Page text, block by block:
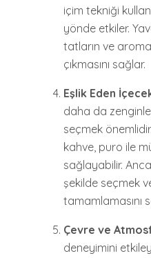
içim tekniği
yönde etkiler.
tatların ve
çıkmasını sağlar.
Eşlik Eden
daha da
seçmek
kahve, puro ile
sağlayabilir.
şekilde seçmek
tamamlamasını
Çevre ve
deneyimini